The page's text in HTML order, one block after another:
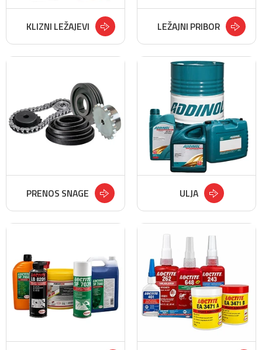
KLIZNI LEŽAJEVI LEŽAJNI PRIBOR
PRENOS SNAGE ULJA